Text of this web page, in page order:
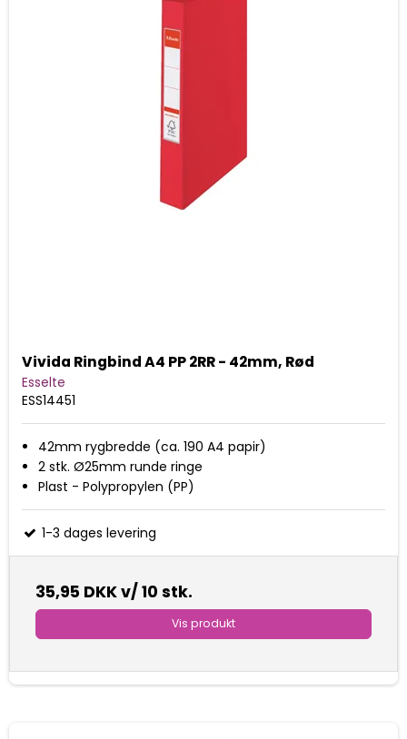
Vivida Ringbind A4 PP 2RR - 42mm, Rød
Esselte
ESS14451
42mm rygbredde (ca. 190 A4 papir)
2 stk. Ø25mm runde ringe
Plast - Polypropylen (PP)
1-3 dages levering
35,95 DKKv/ 10 stk.
Vis produkt